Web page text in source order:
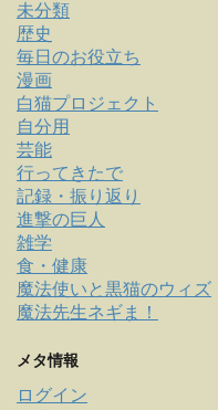
未分類
歴史
毎日のお役立ち
漫画
白猫プロジェクト
自分用
芸能
行ってきたで
記録・振り返り
進撃の巨人
雑学
食・健康
魔法使いと黒猫のウィズ
魔法先生ネギま！
メタ情報
ログイン